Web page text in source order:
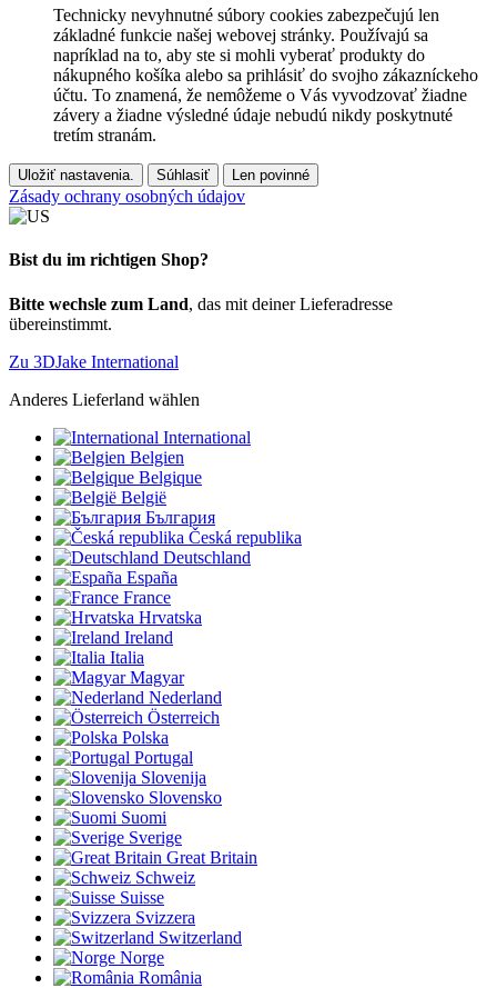
Technicky nevyhnutné súbory cookies zabezpečujú len
základné funkcie našej webovej stránky. Používajú sa
napríklad na to, aby ste si mohli vyberať produkty do
nákupného košíka alebo sa prihlásiť do svojho zákazníckeho
účtu. To znamená, že nemôžeme o Vás vyvodzovať žiadne
závery a žiadne výsledné údaje nebudú nikdy poskytnuté
tretím stranám.
Uložiť nastavenia. Súhlasiť Len povinné
Zásady ochrany osobných údajov
Bist du im richtigen Shop?
Bitte wechsle zum Land, das mit deiner Lieferadresse
übereinstimmt.
Zu 3DJake International
Anderes Lieferland wählen
International
Belgien
Belgique
België
България
Česká republika
Deutschland
España
France
Hrvatska
Ireland
Italia
Magyar
Nederland
Österreich
Polska
Portugal
Slovenija
Slovensko
Suomi
Sverige
Great Britain
Schweiz
Suisse
Svizzera
Switzerland
Norge
România